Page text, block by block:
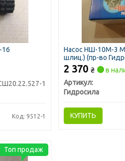
16
1
Код: 9512-1
Насос НШ-10М-3
шлиц.) (пр-во
2 370₴
в
Артикул:
Гидросила
КУПИТЬ
Топ продаж